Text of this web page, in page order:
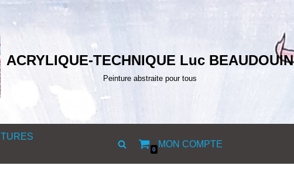
ACRYLIQUE-TECHNIQUE Luc BEAUDOUIN
Peinture abstraite pour tous
0
MON COMPTE